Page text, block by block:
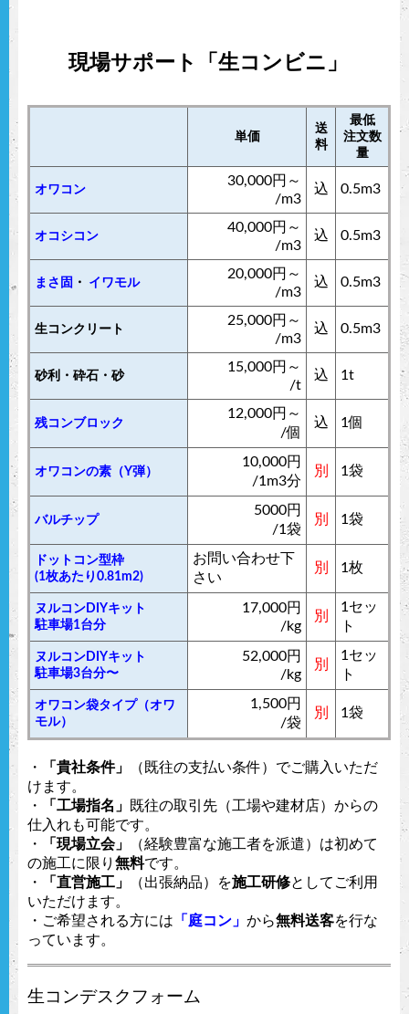
現場サポート「生コンビニ」
単価
送
料
最低
注文数
量
オワコン
30,000円～
/m3
込 0.5m3
オコシコン
40,000円～
/m3
込 0.5m3
まさ固 ・ イワモル
20,000円～
/m3
込 0.5m3
生コンクリート
25,000円～
/m3
込 0.5m3
砂利・砕石・砂
15,000円～
/t
込 1t
残コンブロック
12,000円～
/個
込 1個
オワコンの素（Y弾）
10,000円
/1m3分
別 1袋
バルチップ
5000円
/1袋
別 1袋
ドットコン型枠
(1枚あたり0.81m2)
お問い合わせ下
さい
別 1枚
ヌルコンDIYキット
駐車場1台分
17,000円
/kg
別
1セッ
ト
ヌルコンDIYキット
駐車場3台分〜
52,000円
/kg
別
1セッ
ト
オワコン袋タイプ（オワ
モル）
1,500円
/袋
別 1袋
・ 「貴社条件」
（既往の支払い条件）でご購入いただ
けます。
・
「工場指名」
既往の取引先（工場や建材店）からの
仕入れも可能です。
・
「現場立会」
（経験豊富な施工者を派遣）は初めて
の施工に限り 無料です。
・
「直営施工」 （出張納品）を施工研修としてご利用
いただけます。
・ご希望される方には 「庭コン」 から無料送客を行な
っています。
生コンデスクフォーム